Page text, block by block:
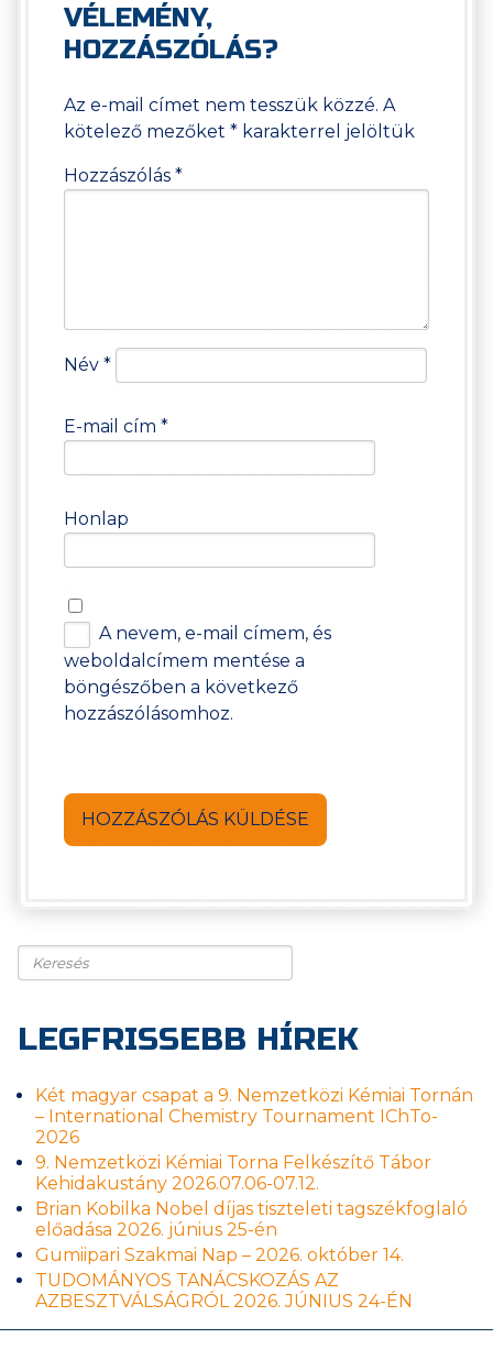
VÉLEMÉNY,
HOZZÁSZÓLÁS?
Az e-mail címet nem tesszük közzé. A
kötelező mezőket * karakterrel jelöltük
Hozzászólás *
Név *
E-mail cím *
Honlap
A nevem, e-mail címem, és
weboldalcímem mentése a
böngészőben a következő
hozzászólásomhoz.
Keresés
LEGFRISSEBB HÍREK
Két magyar csapat a 9. Nemzetközi Kémiai Tornán
– International Chemistry Tournament IChTo-
2026
9. Nemzetközi Kémiai Torna Felkészítő Tábor
Kehidakustány 2026.07.06-07.12.
Brian Kobilka Nobel díjas tiszteleti tagszékfoglaló
előadása 2026. június 25-én
Gumiipari Szakmai Nap – 2026. október 14.
TUDOMÁNYOS TANÁCSKOZÁS AZ
AZBESZTVÁLSÁGRÓL 2026. JÚNIUS 24-ÉN